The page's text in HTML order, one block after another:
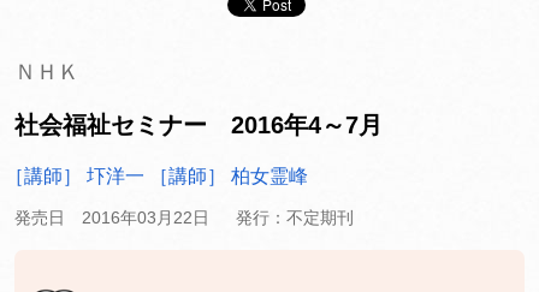
ＮＨＫ
社会福祉セミナー 2016年4～7月
［講師］ 圷洋一 ［講師］ 柏女霊峰
発売日 2016年03月22日 発行：不定期刊